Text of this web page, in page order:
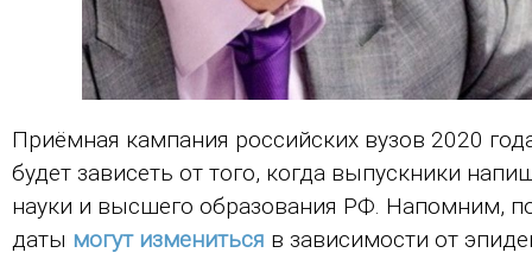
Приёмная кампания российских вузов 2020
будет зависеть от того, когда выпускники
науки и высшего образования РФ. Напомним,
даты могут измениться в зависимости от